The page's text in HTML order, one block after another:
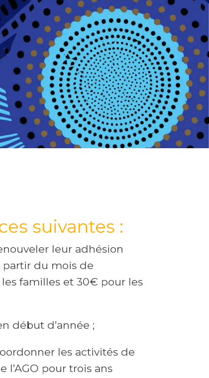
suivantes :
leur adhésion
partir du mois de
familles et 30€ pour les
début d’année ;
les activités de
l’AGO pour trois ans